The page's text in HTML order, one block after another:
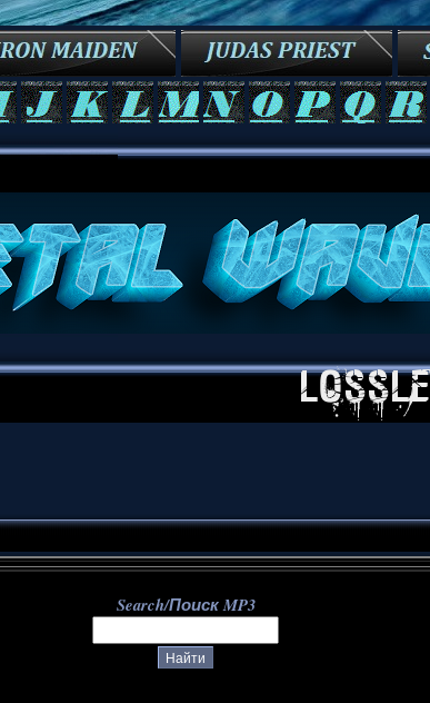
Search/Поиск MP3